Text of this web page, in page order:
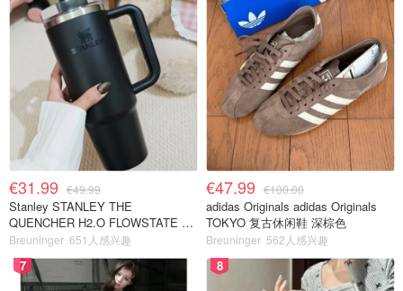
€31.99 €49.99
Stanley STANLEY THE
QUENCHER H2.O FLOWSTATE 保
温杯 1.18L 黑色
Breuninger 651人感兴趣
€47.99 €100.00
adidas Originals adidas Originals
TOKYO 复古休闲鞋 深棕色
Breuninger 562人感兴趣
7 8